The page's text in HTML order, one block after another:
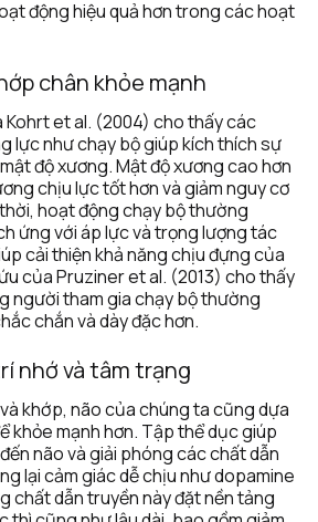
động hiệu quả hơn trong các hoạt
chân khỏe mạnh
et al. (2004) cho thấy các
lực như chạy bộ giúp kích thích sự
độ xương. Mật độ xương cao hơn
chịu lực tốt hơn và giảm nguy cơ
hoạt động chạy bộ thường
ứng với áp lực và trọng lượng tác
cải thiện khả năng chịu đựng của
của Pruziner et al. (2013) cho thấy
người tham gia chạy bộ thường
chắn và dày đặc hơn.
nhớ và tâm trạng
khớp, não của chúng ta cũng dựa
khỏe mạnh hơn. Tập thể dục giúp
não và giải phóng các chất dẫn
lại cảm giác dễ chịu như dopamine
chất dẫn truyền này đặt nền tảng